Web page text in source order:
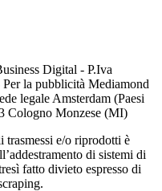
Digital - P.Iva
la pubblicità Mediamond
legale Amsterdam (Paesi
Cologno Monzese (MI)
trasmessi e/o riprodotti è
di sistemi di
fatto divieto espresso di